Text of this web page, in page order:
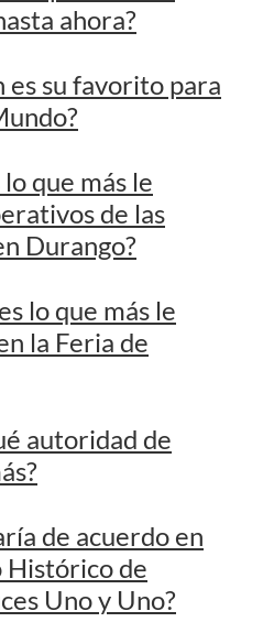
ahora?
es su favorito para
que más le
de las
Durango?
lo que más le
la Feria de
autoridad de
de acuerdo en
Histórico de
Uno y Uno?